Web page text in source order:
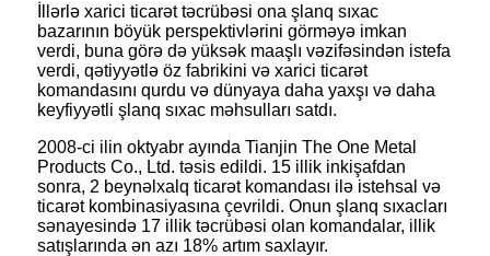
İllərlə xarici ticarət təcrübəsi ona şlanq sıxac
bazarının böyük perspektivlərini görməyə imkan
verdi, buna görə də yüksək maaşlı vəzifəsindən istefa
verdi, qətiyyətlə öz fabrikini və xarici ticarət
komandasını qurdu və dünyaya daha yaxşı və daha
keyfiyyətli şlanq sıxac məhsulları satdı.
2008-ci ilin oktyabr ayında Tianjin The One Metal
Products Co., Ltd. təsis edildi. 15 illik inkişafdan
sonra, 2 beynəlxalq ticarət komandası ilə istehsal və
ticarət kombinasiyasına çevrildi. Onun şlanq sıxacları
sənayesində 17 illik təcrübəsi olan komandalar, illik
satışlarında ən azı 18% artım saxlayır.